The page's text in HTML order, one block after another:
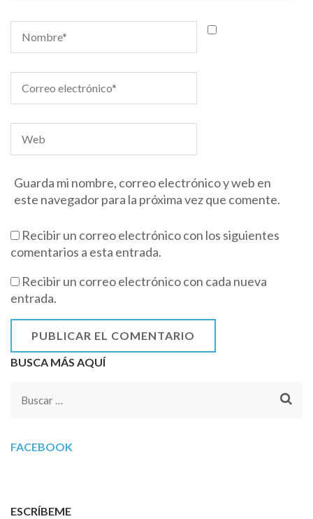
Guarda mi nombre, correo electrónico y web en
este navegador para la próxima vez que comente.
Recibir un correo electrónico con los siguientes
comentarios a esta entrada.
Recibir un correo electrónico con cada nueva
entrada.
BUSCA MÁS AQUÍ
Buscar:
FACEBOOK
ESCRÍBEME